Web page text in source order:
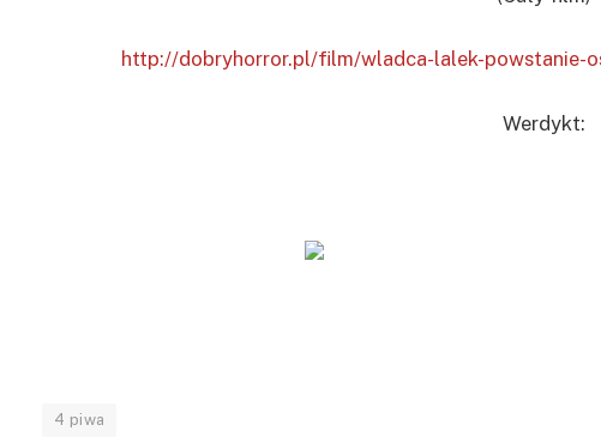
http://dobryhorror.pl/film/wladca-lalek-powstanie-
Werdykt:
4 piwa